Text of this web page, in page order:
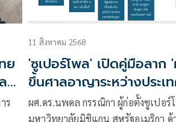
ย
ย
ร
11 สิงหาคม 2568
'ซูเปอร์โพล' เปิดคู่มือลาก
ขึ้นศาลอาญาระหว่างประเ
ผศ.ดร.นพดล กรรณิกา ผู้ก่อตั้งซูเปอร์
มหาวิทยาลัยมิชิแกน สหรัฐอเมริกา